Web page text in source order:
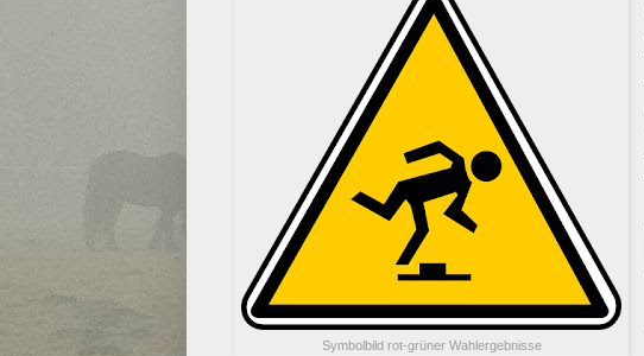
Symbolbild rot-grüner Wahlergebnisse